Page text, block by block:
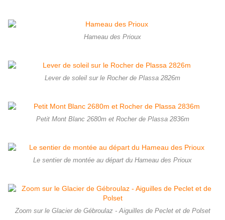
Hameau des Prioux
Lever de soleil sur le Rocher de Plassa 2826m
Petit Mont Blanc 2680m et Rocher de Plassa 2836m
Le sentier de montée au départ du Hameau des Prioux
Zoom sur le Glacier de Gébroulaz - Aiguilles de Peclet et de Polset